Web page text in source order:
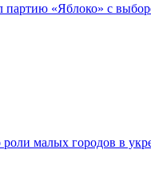
партию «Яблоко» с
малых городов в